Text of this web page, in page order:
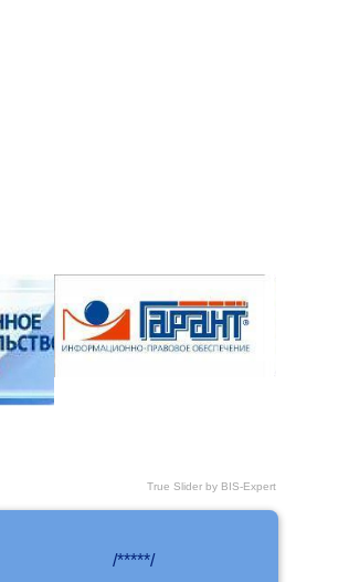
True Slider by BIS-Expert
/*****/